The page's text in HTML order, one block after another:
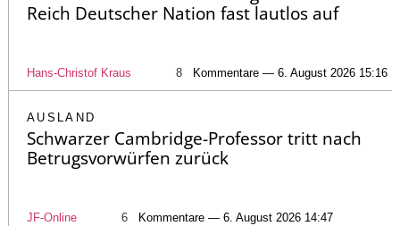
Reich Deutscher Nation fast lautlos auf
Hans-Christof Kraus 8 Kommentare — 6. August 2026 15:16
AUSLAND
Schwarzer Cambridge-Professor tritt nach
Betrugsvorwürfen zurück
JF-Online 6 Kommentare — 6. August 2026 14:47